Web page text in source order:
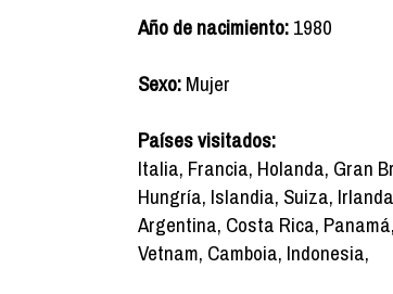
Año de nacimiento:1980
Sexo:Mujer
Países visitados:
Italia, Francia, Holanda, Gran
Hungría, Islandia, Suiza,
Argentina, Costa Rica,
Vetnam, Camboia, Indonesia,